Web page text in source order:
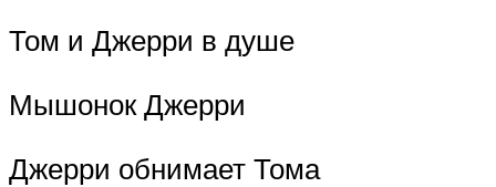
Том и Джерри в душе
Мышонок Джерри
Джерри обнимает Тома